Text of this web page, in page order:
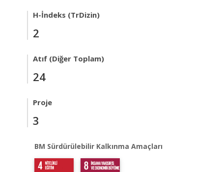
H-İndeks (TrDizin)
2
Atıf (Diğer Toplam)
24
Proje
3
BM Sürdürülebilir Kalkınma Amaçları